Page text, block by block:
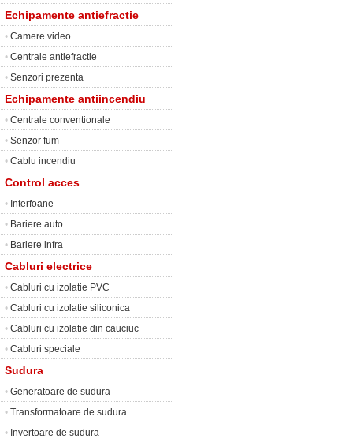
Echipamente antiefractie
• Camere video
• Centrale antiefractie
• Senzori prezenta
Echipamente antiincendiu
• Centrale conventionale
• Senzor fum
• Cablu incendiu
Control acces
• Interfoane
• Bariere auto
• Bariere infra
Cabluri electrice
• Cabluri cu izolatie PVC
• Cabluri cu izolatie siliconica
• Cabluri cu izolatie din cauciuc
• Cabluri speciale
Sudura
• Generatoare de sudura
• Transformatoare de sudura
• Invertoare de sudura